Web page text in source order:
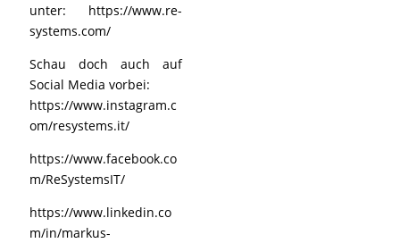
unter: https://www.re-
systems.com/
Schau doch auch auf
Social Media vorbei:
https://www.instagram.c
om/resystems.it/
https://www.facebook.co
m/ReSystemsIT/
https://www.linkedin.co
m/in/markus-